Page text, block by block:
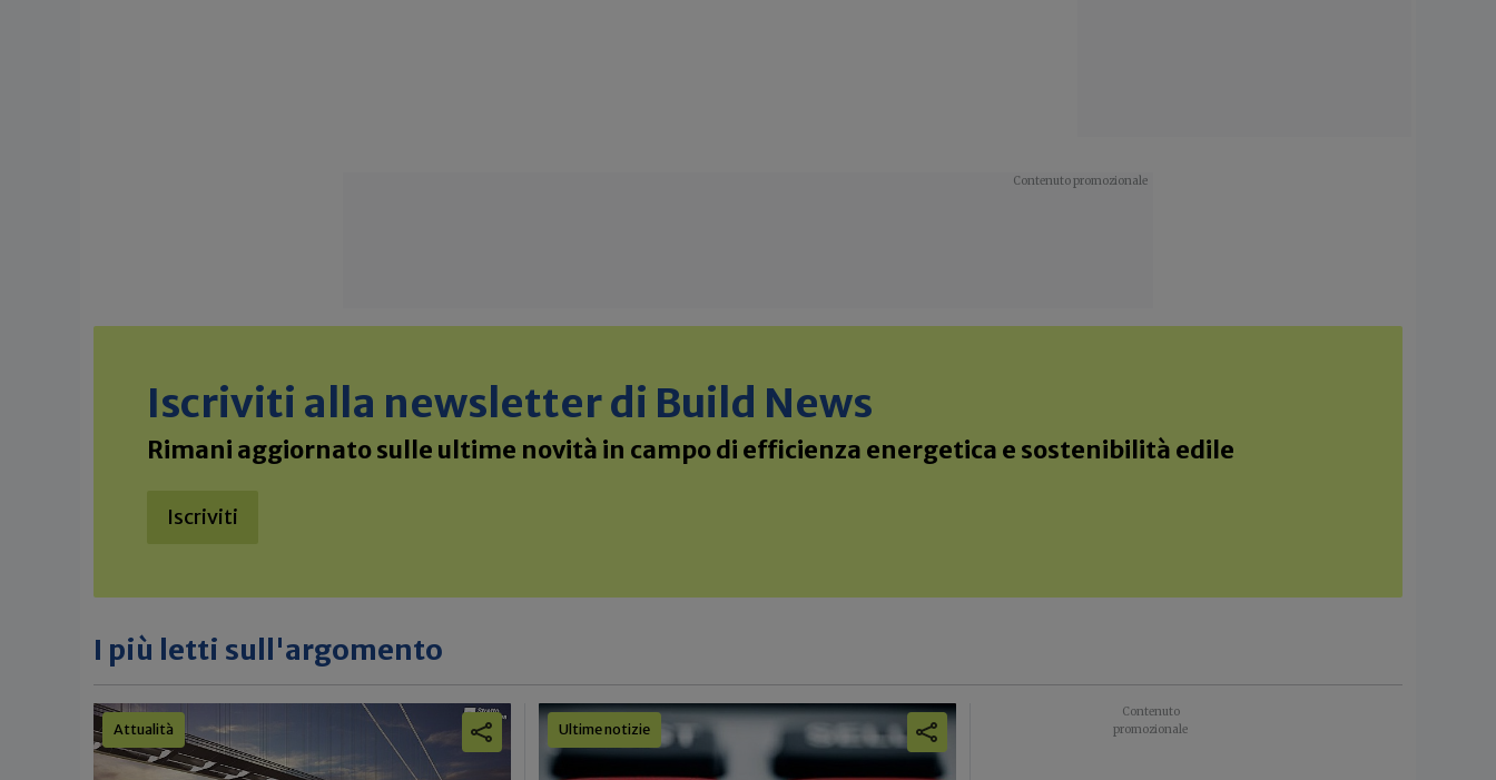
Iscriviti alla newsletter di Build News
Rimani aggiornato sulle ultime novità in campo di efficienza energetica e sostenibilità edile
Iscriviti
I più letti sull'argomento
Attualità Ultime notizie